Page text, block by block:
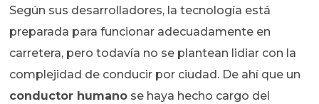
Según sus desarrolladores, la tecnología está
preparada para funcionar adecuadamente en
carretera, pero todavía no se plantean lidiar con la
complejidad de conducir por ciudad. De ahí que un
conductor humano se haya hecho cargo del